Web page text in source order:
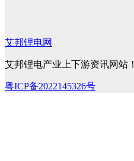
艾邦锂电网
艾邦锂电产业上下游资讯网站！
粤ICP备2022145326号